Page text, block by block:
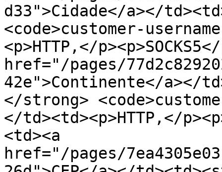
d33">Cidade</a></
<code>customer-
<p>HTTP,</
href="/pages/
42e">Continente</a></
</strong>
</td><td><p>HTTP,</
<td><a
href="/pages/